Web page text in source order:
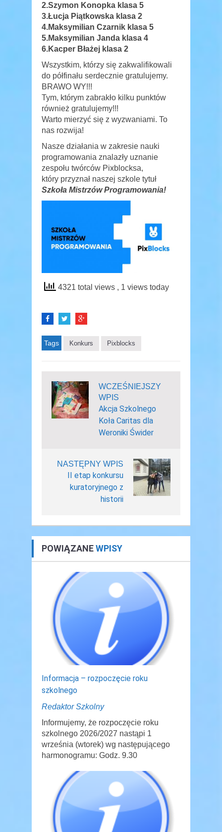
2.Szymon Konopka klasa 5
3.Łucja Piątkowska klasa 2
4.Maksymilian Czarnik klasa 5
5.Maksymilian Janda klasa 4
6.Kacper Błażej klasa 2
Wszystkim, którzy się zakwalifikowali
do półfinału serdecznie gratulujemy.
BRAWO WY!!!
Tym, którym zabrakło kilku punktów
również gratulujemy!!!
Warto mierzyć się z wyzwaniami. To
nas rozwija!
Nasze działania w zakresie nauki
programowania znalazły uznanie
zespołu twórców Pixblocksa,
który przyznał naszej szkole tytuł
Szkoła Mistrzów Programowania!
4321 total views , 1 views today
Tags Konkurs Pixblocks
WCZEŚNIEJSZY
WPIS
Akcja Szkolnego
Koła Caritas dla
Weroniki Świder
NASTĘPNY WPIS
II etap konkursu
kuratoryjnego z
historii
POWIĄZANEWPISY
Informacja – rozpoczęcie roku
szkolnego
Redaktor Szkolny
Informujemy, że rozpoczęcie roku
szkolnego 2026/2027 nastąpi 1
września (wtorek) wg następującego
harmonogramu: Godz. 9.30